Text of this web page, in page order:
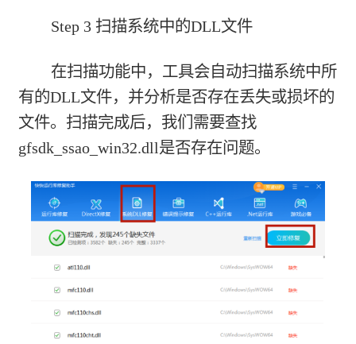
Step 3 扫描系统中的DLL文件
在扫描功能中，工具会自动扫描系统中所
有的DLL文件，并分析是否存在丢失或损坏的
文件。扫描完成后，我们需要查找
gfsdk_ssao_win32.dll是否存在问题。